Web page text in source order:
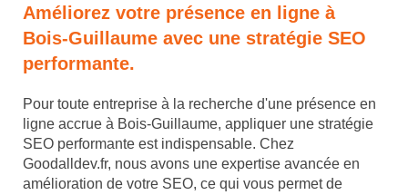
Améliorez votre présence en ligne à
Bois-Guillaume avec une stratégie SEO
performante.
Pour toute entreprise à la recherche d'une présence en
ligne accrue à Bois-Guillaume, appliquer une stratégie
SEO performante est indispensable. Chez
Goodalldev.fr, nous avons une expertise avancée en
amélioration de votre SEO, ce qui vous permet de